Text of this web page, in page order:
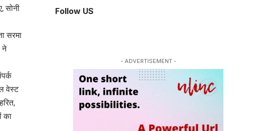
सोनी
सरमा
ने
वेस्ट
का
Follow US
- ADVERTISEMENT -